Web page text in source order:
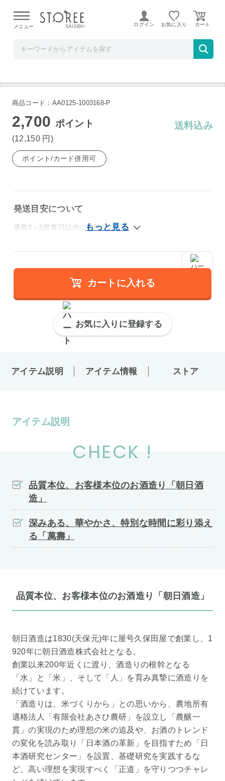
よる配送遅延が発生しております。
メニュー ログイン お気に入り
久保田 萬寿 1800ml 日本酒
商品コード：AA0125-1003168-P
2,700 ポイント
(12,150 円 )
送料込み
ポイント/カード併用可
発送目安について
通常3～5営業日以内に発送
カートに入れる
お気に入りに登録する
アイテム説明 アイテム情報 ストア
アイテム説明
CHECK !
品質本位、お客様本位のお酒造り「朝日酒
造」
深みある、華やかさ、特別な時間に彩り添え
る「萬壽」
品質本位、お客様本位のお酒造り「朝日酒造」
朝日酒造は1830(天保元)年に屋号久保田屋で創業し、1
920年に朝日酒造株式会社となる。
創業以来200年近くに渡り、酒造りの根幹となる
「水」と「米」、そして「人」を育み真摯に酒造りを
続けています。
「酒造りは、米づくりから」との思いから、農地所有
適格法人「有限会社あさひ農研」を設立し「農醸一
貫」の実現のため理想の米の追及や、お酒のトレンド
の変化を読み取り「日本酒の革新」を目指すため「日
本酒研究センター」を設置、基礎研究を実践するな
ど、高い理想を実現すべく「正道」を守りつつチャレ